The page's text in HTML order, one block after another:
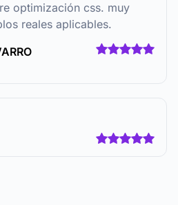
optimización css. muy
reales aplicables.